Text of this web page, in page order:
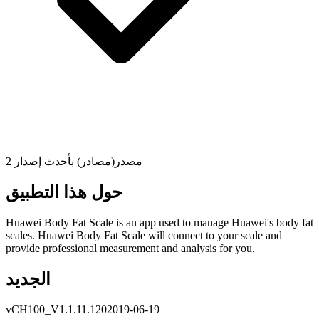
2 مصدر(مصادر) بأحدث إصدار
حول هذا التطبيق
Huawei Body Fat Scale is an app used to manage Huawei's body fat
scales. Huawei Body Fat Scale will connect to your scale and
provide professional measurement and analysis for you.
الجديد
vCH100_V1.1.11.1202019-06-19